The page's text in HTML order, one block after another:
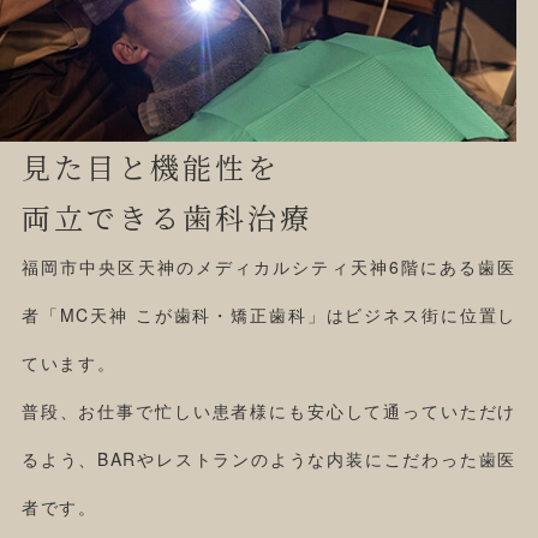
見た目と機能性を
両立できる歯科治療
福岡市中央区天神のメディカルシティ天神6階にある歯医
者「MC天神 こが歯科・矯正歯科」はビジネス街に位置し
ています。
普段、お仕事で忙しい患者様にも安心して通っていただけ
るよう、BARやレストランのような内装にこだわった歯医
者です。